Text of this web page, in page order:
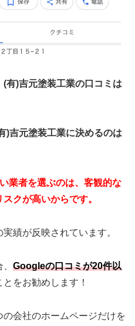
(有)吉元塗装工業の口コミは
)吉元塗装工業に決めるのは
業者を選ぶのは、客観的な
クが高いからです。
績が反映されています。
Googleの口コミが20件以
をお勧めします！
会社のホームページだけを